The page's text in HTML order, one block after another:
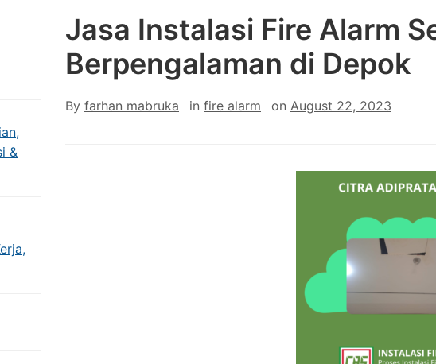
&
Jasa Instalasi Fire Alarm
Berpengalaman di Depok
By farhan mabruka in fire alarm on August 22, 2023